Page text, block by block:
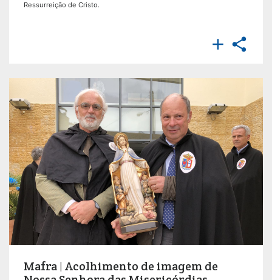
Ressurreição de Cristo.
 
Mafra | Acolhimento de imagem de